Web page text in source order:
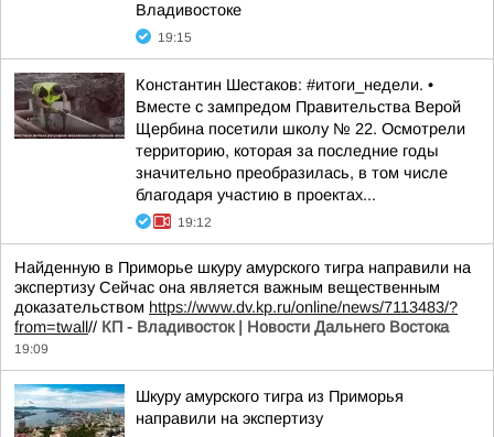
Владивостоке
19:15
Константин Шестаков: #итоги_недели. •
Вместе с зампредом Правительства Верой
Щербина посетили школу № 22. Осмотрели
территорию, которая за последние годы
значительно преобразилась, в том числе
благодаря участию в проектах...
19:12
Найденную в Приморье шкуру амурского тигра направили на
экспертизу Сейчас она является важным вещественным
доказательством https://www.dv.kp.ru/online/news/7113483/?
from=twall// КП - Владивосток | Новости Дальнего Востока
19:09
Шкуру амурского тигра из Приморья
направили на экспертизу